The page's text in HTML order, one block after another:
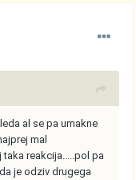
al se pa umakne
mal
reakcija.....pol pa
je odziv drugega